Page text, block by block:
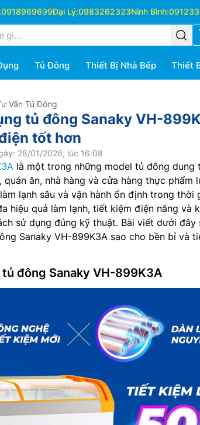
0918969699Đại Lý:0983262323Ninh Bình:
Tủ Đông Thiết Bị Nhà Bếp Thiết
Vấn Tủ Đông
tủ đông Sanaky VH-
tốt hơn
28/01/2026, lúc 16:08
là một trong những model tủ đông dung
quán ăn, nhà hàng và cửa hàng thực phẩm
lạnh sâu và vận hành ổn định trong thời
hiệu quả làm lạnh, tiết kiệm điện năng và
sử dụng đúng kỹ thuật. Bài viết dưới đây
Sanaky VH-899K3A sao cho bền bỉ và
đông Sanaky VH-899K3A